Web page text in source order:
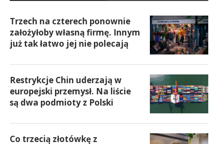
Trzech na czterech ponownie
założyłoby własną firmę. Innym
już tak łatwo jej nie polecają
Restrykcje Chin uderzają w
europejski przemysł. Na liście
są dwa podmioty z Polski
Co trzecią złotówkę z